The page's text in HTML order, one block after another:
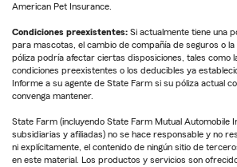
American Pet Insurance.
Condiciones preexistentes: Si actualmente tiene una
para mascotas, el cambio de compañía de seguros o
póliza podría afectar ciertas disposiciones, tales como
condiciones preexistentes o los deducibles ya
Informe a su agente de State Farm si su póliza actual
convenga mantener.
State Farm (incluyendo State Farm Mutual Automobile
subsidiarias y afiliadas) no se hace responsable y no
ni explícitamente, el contenido de ningún sitio de
en este material. Los productos y servicios son